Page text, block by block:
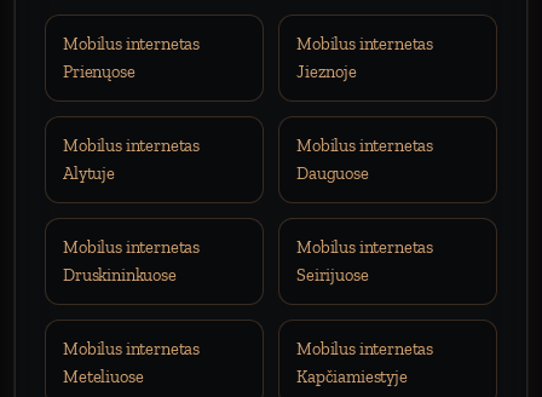
Mobilus internetas
Prienųose
Mobilus internetas
Jieznoje
Mobilus internetas
Alytuje
Mobilus internetas
Dauguose
Mobilus internetas
Druskininkuose
Mobilus internetas
Seirijuose
Mobilus internetas
Meteliuose
Mobilus internetas
Kapčiamiestyje